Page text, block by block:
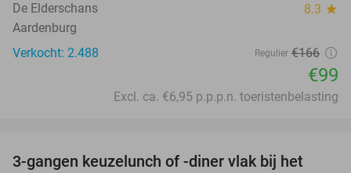
De Elderschans 8.3 star
Aardenburg
Verkocht: 2.488
Regulier €166
€99
Excl. ca. €6,95 p.p.p.n. toeristenbelasting
3-gangen keuzelunch of -diner vlak bij het